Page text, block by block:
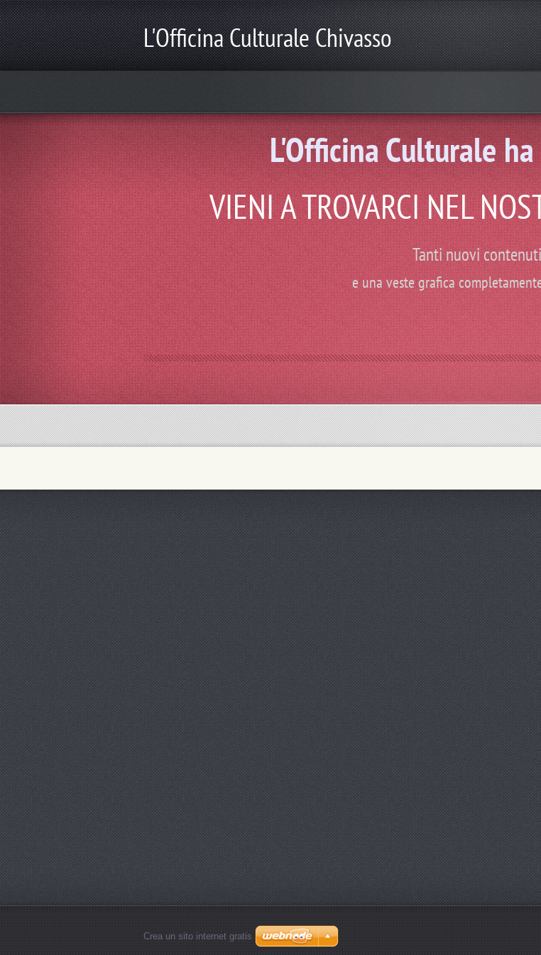
L'Officina Culturale Chivasso
produzioni teatrali, scuola di arte e spettacolo, laboratori e spettacoli per le scuole, eventi culturali...
L'Officina Culturale
VIENI A TROVARCI NEL
Tanti nuovi contenuti
e una veste grafica
Crea un sito internet gratis